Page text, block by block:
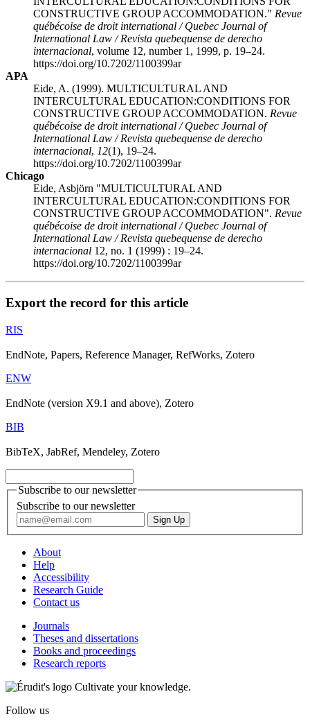
CONSTRUCTIVE GROUP ACCOMMODATION." Revue
québécoise de droit international / Quebec Journal of
International Law / Revista quebequense de derecho
internacional, volume 12, number 1, 1999, p. 19–24.
https://doi.org/10.7202/1100399ar
APA
Eide, A. (1999). MULTICULTURAL AND
INTERCULTURAL EDUCATION:CONDITIONS FOR
CONSTRUCTIVE GROUP ACCOMMODATION. Revue
québécoise de droit international / Quebec Journal of
International Law / Revista quebequense de derecho
internacional, 12(1), 19–24.
https://doi.org/10.7202/1100399ar
Chicago
Eide, Asbjörn "MULTICULTURAL AND
INTERCULTURAL EDUCATION:CONDITIONS FOR
CONSTRUCTIVE GROUP ACCOMMODATION". Revue
québécoise de droit international / Quebec Journal of
International Law / Revista quebequense de derecho
internacional 12, no. 1 (1999) : 19–24.
https://doi.org/10.7202/1100399ar
Export the record for this article
RIS
EndNote, Papers, Reference Manager, RefWorks, Zotero
ENW
EndNote (version X9.1 and above), Zotero
BIB
BibTeX, JabRef, Mendeley, Zotero
Subscribe to our newsletter
Subscribe to our newsletter
About
Help
Accessibility
Research Guide
Contact us
Journals
Theses and dissertations
Books and proceedings
Research reports
Cultivate your knowledge.
Follow us